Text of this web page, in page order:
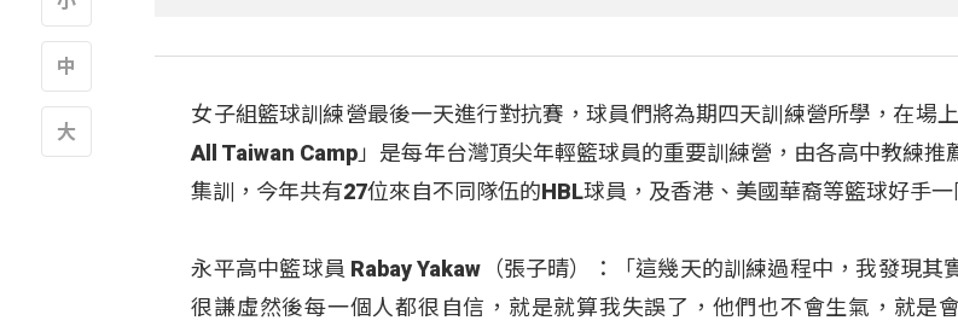
女子組籃球訓練營最後一天進行對抗賽，球員們將為期四天訓練營所學，在場
All Taiwan Camp」是每年台灣頂尖年輕籃球員的重要訓練營，由各高中教練推
集訓，今年共有27位來自不同隊伍的HBL球員，及香港、美國華裔等籃球好手一
永平高中籃球員 Rabay Yakaw（張子晴）：「這幾天的訓練過程中，我發現其
很謙虛然後每一個人都很自信，就是就算我失誤了，他們也不會生氣，就是